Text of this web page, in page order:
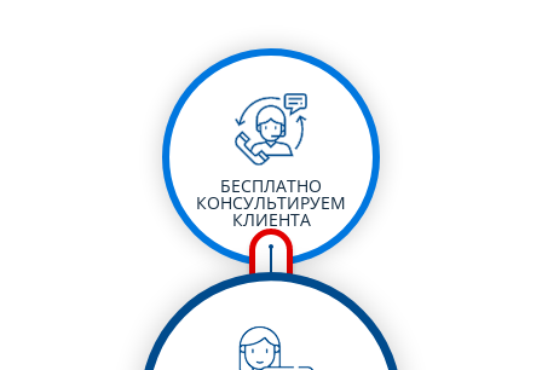
БЕСПЛАТНО
КОНСУЛЬТИРУЕМ
КЛИЕНТА